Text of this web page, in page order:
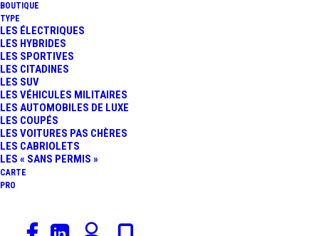
BOUTIQUE
TYPE
LES ÉLECTRIQUES
LES HYBRIDES
LES SPORTIVES
LES CITADINES
LES SUV
LES VÉHICULES MILITAIRES
LES AUTOMOBILES DE LUXE
LES COUPÉS
LES VOITURES PAS CHÈRES
LES CABRIOLETS
LES « SANS PERMIS »
CARTE
PRO
VACANCES DE NOËL :
LES FILMS DE VOITURE
À VOIR ABSOLUMENT